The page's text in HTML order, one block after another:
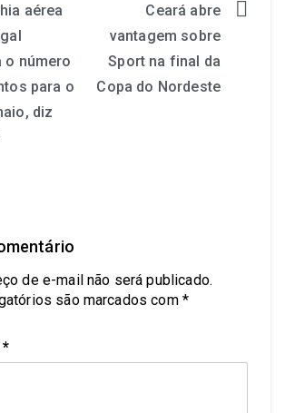
aérea
o número
para o
diz
Ceará abre
vantagem sobre
Sport na final da
Copa do Nordeste
de e-mail não será publicado.
são marcados com *
*